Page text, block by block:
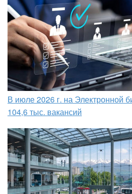
В июле 2026 г. на Электронной
104,6 тыс. вакансий